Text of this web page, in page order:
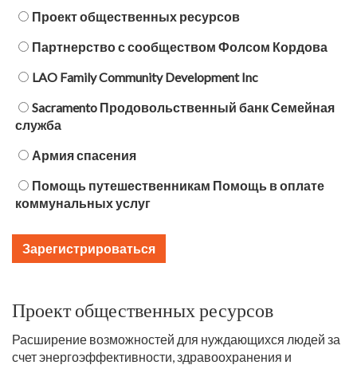
Проект общественных ресурсов
Партнерство с сообществом Фолсом Кордова
LAO Family Community Development Inc
Sacramento Продовольственный банк Семейная
служба
Армия спасения
Помощь путешественникам Помощь в оплате
коммунальных услуг
Проект общественных ресурсов
Расширение возможностей для нуждающихся людей за
счет энергоэффективности, здравоохранения и